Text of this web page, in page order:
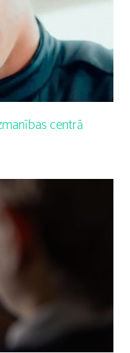
centrā